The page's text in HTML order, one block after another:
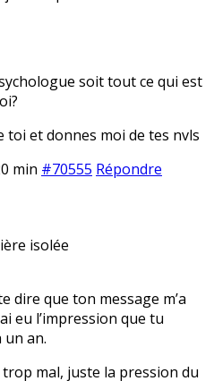
soit tout ce qui est
toi et donnes moi de tes nvls
min #70555 Répondre
isolée
dire que ton message m’a
eu l’impression que tu
un an.
trop mal, juste la pression du